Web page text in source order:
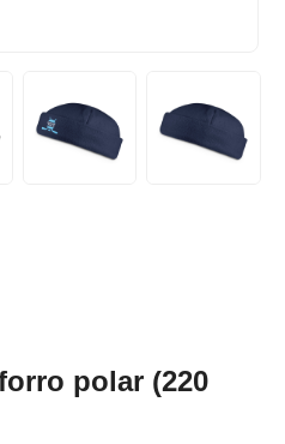
polar (220